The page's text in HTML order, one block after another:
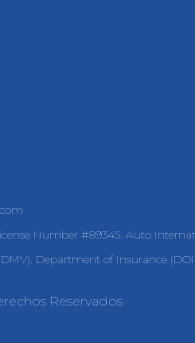
Number #89345. Auto
Department of Insurance
Reservados